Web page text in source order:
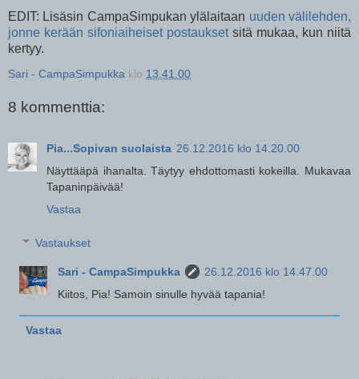
EDIT: Lisäsin CampaSimpukan ylälaitaan uuden välilehden,
jonne kerään sifoniaiheiset postaukset sitä mukaa, kun niitä
kertyy.
Sari - CampaSimpukka klo 13.41.00
8 kommenttia:
Pia...Sopivan suolaista 26.12.2016 klo 14.20.00
Näyttääpä ihanalta. Täytyy ehdottomasti kokeilla. Mukavaa
Tapaninpäivää!
Vastaa
Vastaukset
Sari - CampaSimpukka
26.12.2016 klo 14.47.00
Kiitos, Pia! Samoin sinulle hyvää tapania!
Vastaa